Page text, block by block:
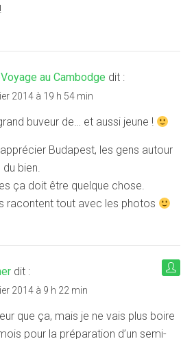
au Cambodge dit :
2014 à 19 h 54 min
buveur de… et aussi jeune !
Budapest, les gens autour
bien.
ça doit être quelque chose.
racontent tout avec les photos
dit :
2014 à 9 h 22 min
que ça, mais je ne vais plus boire
pour la préparation d’un semi-